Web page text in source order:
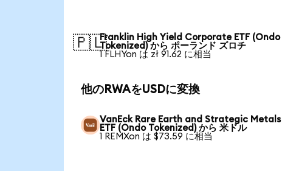
🇵🇱Franklin High Yield Corporate ETF (Ondo
Tokenized) から ポーランド ズロチ
1 FLHYon は zł 91.62 に相当
他のRWAをUSDに変換
VanEck Rare Earth and Strategic Metals
ETF (Ondo Tokenized) から 米ドル
1 REMXon は $73.59 に相当